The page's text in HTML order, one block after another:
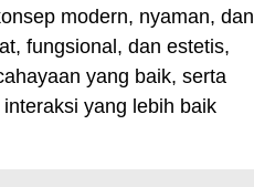
modern, nyaman, dan
fungsional, dan estetis,
yang baik, serta
yang lebih baik